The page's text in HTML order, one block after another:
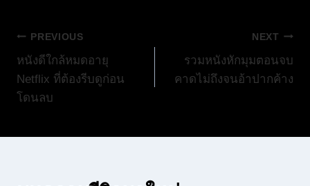
แนะแนว
เรื่อง
PREVIOUS
หนังดีใกล้หมดอายุ
Netflix ที่ต้องรีบดูก่อน
โดนลบ
NEXT
รวมหนังหักมุมตอนจบ
คาดไม่ถึงจนอ้าปากค้าง